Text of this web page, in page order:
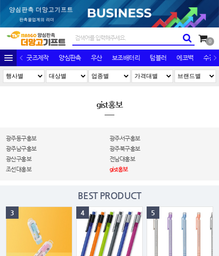
0
굿즈제작 양심판촉 우산 보조배터리 텀블러 에코백 수건/
gist홍보
광주동구홍보
광주서구홍보
광주남구홍보
광주북구홍보
광산구홍보
전남대홍보
조선대홍보
gist홍보
BEST PRODUCT
3 4 5